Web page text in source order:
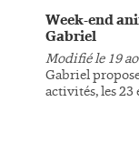
Week-end
Gabriel
Modifié le 19
Gabriel
activités, les 23